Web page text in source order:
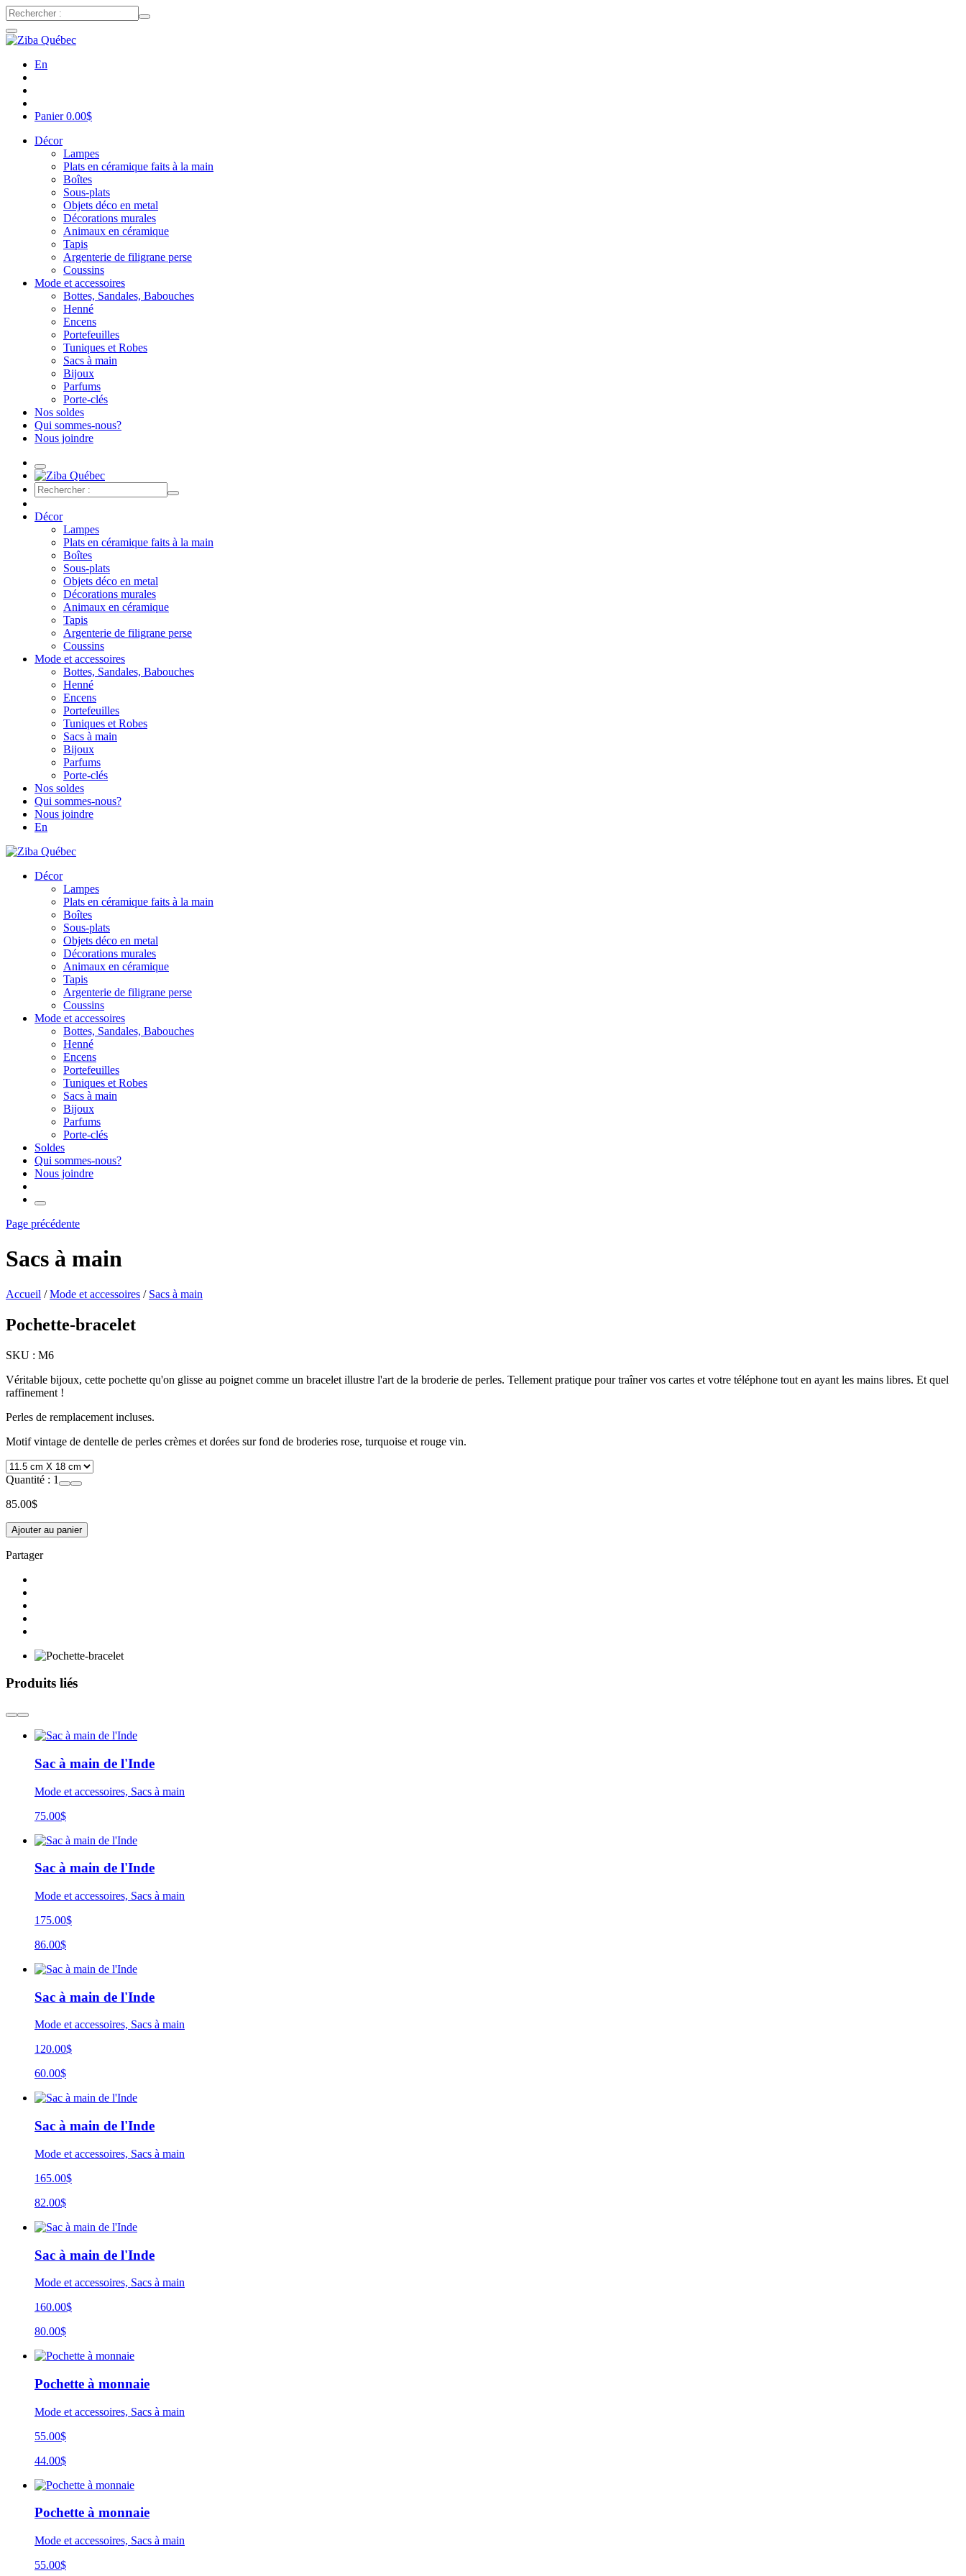
En
Panier0.00$
Décor
Lampes
Plats en céramique faits à la main
Boîtes
Sous-plats
Objets déco en metal
Décorations murales
Animaux en céramique
Tapis
Argenterie de filigrane perse
Coussins
Mode et accessoires
Bottes, Sandales, Babouches
Henné
Encens
Portefeuilles
Tuniques et Robes
Sacs à main
Bijoux
Parfums
Porte-clés
Nos soldes
Qui sommes-nous?
Nous joindre
Décor
Lampes
Plats en céramique faits à la main
Boîtes
Sous-plats
Objets déco en metal
Décorations murales
Animaux en céramique
Tapis
Argenterie de filigrane perse
Coussins
Mode et accessoires
Bottes, Sandales, Babouches
Henné
Encens
Portefeuilles
Tuniques et Robes
Sacs à main
Bijoux
Parfums
Porte-clés
Nos soldes
Qui sommes-nous?
Nous joindre
En
Décor
Lampes
Plats en céramique faits à la main
Boîtes
Sous-plats
Objets déco en metal
Décorations murales
Animaux en céramique
Tapis
Argenterie de filigrane perse
Coussins
Mode et accessoires
Bottes, Sandales, Babouches
Henné
Encens
Portefeuilles
Tuniques et Robes
Sacs à main
Bijoux
Parfums
Porte-clés
Soldes
Qui sommes-nous?
Nous joindre
Page précédente
Sacs à main
Accueil /Mode et accessoires / Sacs à main
Pochette-bracelet
SKU : M6
Véritable bijoux, cette pochette qu'on glisse au poignet comme un bracelet illustre l'art de la broderie de perles. Tellement pratique pour traîner vos cartes et votre téléphone tout en ayant les mains libres. Et quel
raffinement !
Perles de remplacement incluses.
Motif vintage de dentelle de perles crèmes et dorées sur fond de broderies rose, turquoise et rouge vin.
Quantité : 1
85.00$
Ajouter au panier
Partager
Produits liés
Sac à main de l'Inde
Mode et accessoires, Sacs à main
75.00$
Sac à main de l'Inde
Mode et accessoires, Sacs à main
175.00$
86.00$
Sac à main de l'Inde
Mode et accessoires, Sacs à main
120.00$
60.00$
Sac à main de l'Inde
Mode et accessoires, Sacs à main
165.00$
82.00$
Sac à main de l'Inde
Mode et accessoires, Sacs à main
160.00$
80.00$
Pochette à monnaie
Mode et accessoires, Sacs à main
55.00$
44.00$
Pochette à monnaie
Mode et accessoires, Sacs à main
55.00$